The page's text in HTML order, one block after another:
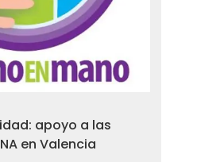
apoyo a las
en Valencia